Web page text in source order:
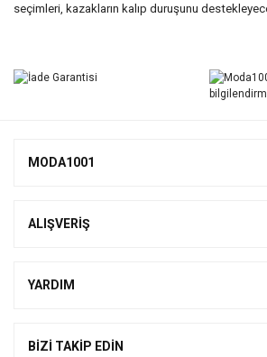
seçimleri, kazakların kalıp duruşunu
MODA1001
ALIŞVERİŞ
YARDIM
BİZİ TAKİP EDİN